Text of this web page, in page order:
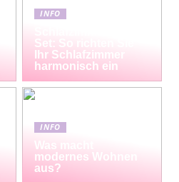
INFO
Set: So richten Sie
Ihr Schlafzimmer
harmonisch ein
INFO
Was macht
modernes Wohnen
aus?